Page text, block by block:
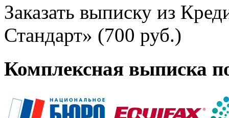
Заказать выписку из
Стандарт» (700 руб.)
Комплексная выписка